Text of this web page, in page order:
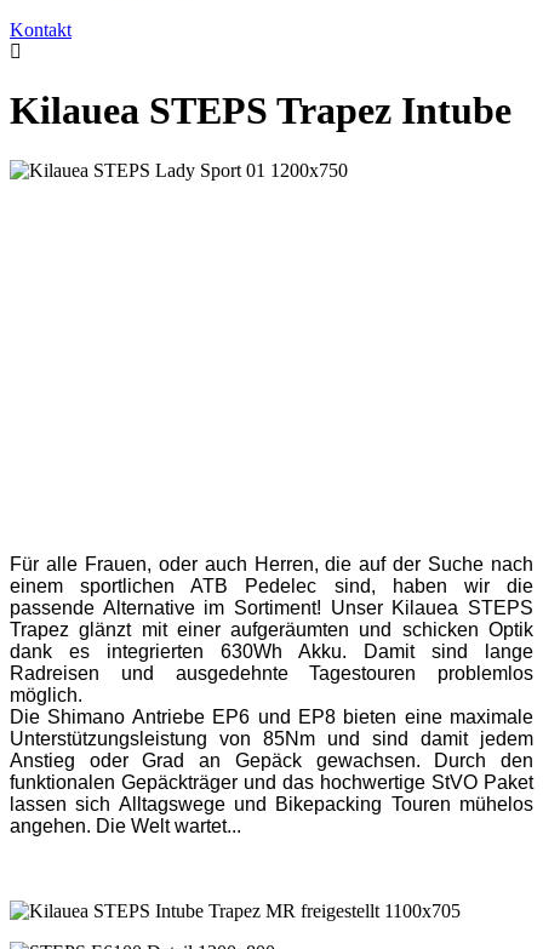
Kontakt
Kilauea STEPS Trapez Intube
Für alle Frauen, oder auch Herren, die auf der Suche nach
einem sportlichen ATB Pedelec sind, haben wir die
passende Alternative im Sortiment! Unser Kilauea STEPS
Trapez glänzt mit einer aufgeräumten und schicken Optik
dank es integrierten 630Wh Akku. Damit sind lange
Radreisen und ausgedehnte Tagestouren problemlos
möglich.
Die Shimano Antriebe EP6 und EP8 bieten eine maximale
Unterstützungsleistung von 85Nm und sind damit jedem
Anstieg oder Grad an Gepäck gewachsen. Durch den
funktionalen Gepäckträger und das hochwertige StVO Paket
lassen sich Alltagswege und Bikepacking Touren mühelos
angehen. Die Welt wartet...